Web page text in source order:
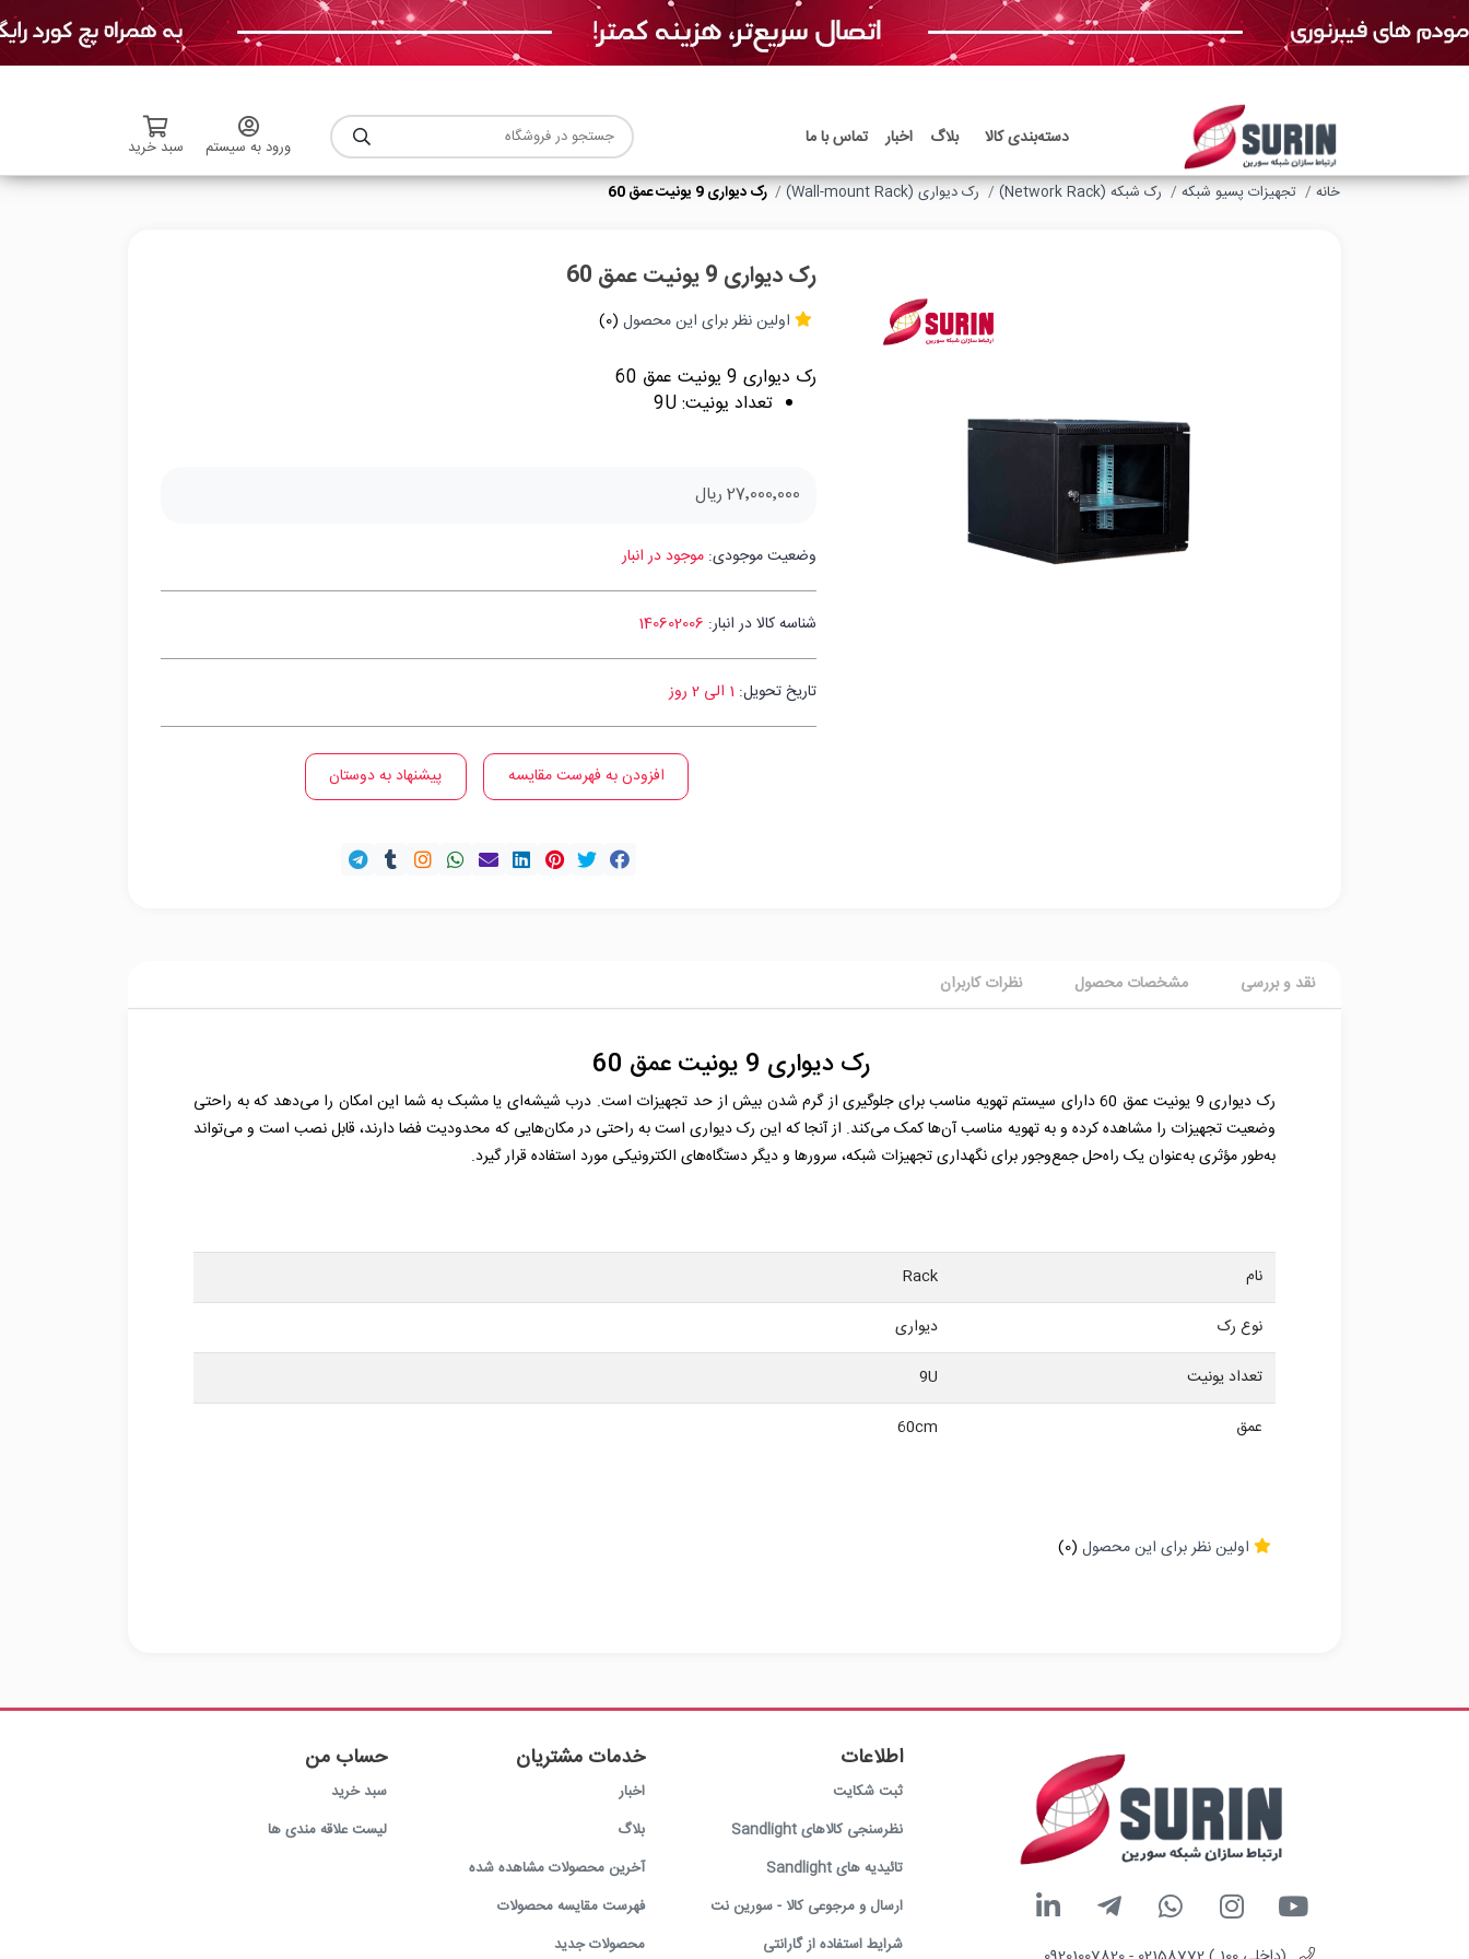
دسته‌بندی‌ کالا بلاگ اخبار تماس با ما ورود به سیستم
سبد خرید
خانه
تجهیزات پسیو شبکه رک شبکه (Network Rack) رک دیواری (Wall-mount Rack) رک دیواری 9 یونیت عمق 60
رک دیواری 9 یونیت عمق 60
اولین نظر برای این محصول (0)
رک دیواری 9 یونیت عمق 60
تعداد یونیت: 9U
27٬000٬000 ریال
وضعیت موجودی: موجود در انبار
شناسه کالا در انبار: 140602006
تاریخ تحویل: 1 الی 2 روز
افزودن به فهرست مقایسه پیشنهاد به دوستان
نقد و بررسی مشخصات محصول نظرات کاربران
رک دیواری 9 یونیت عمق 60
رک دیواری 9 یونیت عمق 60 دارای سیستم تهویه مناسب برای جلوگیری از گرم شدن بیش از حد تجهیزات است. درب شیشه‌ای یا مشبک به شما این امکان را می‌دهد که به راحتی
وضعیت تجهیزات را مشاهده کرده و به تهویه مناسب آن‌ها کمک می‌کند. از آنجا که این رک دیواری است به راحتی در مکان‌هایی که محدودیت فضا دارند، قابل نصب است و می‌تواند
به‌طور مؤثری به‌عنوان یک راه‌حل جمع‌وجور برای نگهداری تجهیزات شبکه، سرورها و دیگر دستگاه‌های الکترونیکی مورد استفاده قرار گیرد.
نام
Rack
نوع رک
دیواری
تعداد یونیت
9U
عمق
60cm
اولین نظر برای این محصول (0)
اطلاعات
ثبت شکایت
نظرسنجی کالاهای Sandlight
تائیدیه های Sandlight
ارسال و مرجوعی کالا - سورین نت
شرایط استفاده از گارانتی
خدمات مشتریان
اخبار
بلاگ
آخرین محصولات مشاهده شده
فهرست مقایسه محصولات
محصولات جدید
حساب من
سبد خرید
لیست علاقه مندی ها